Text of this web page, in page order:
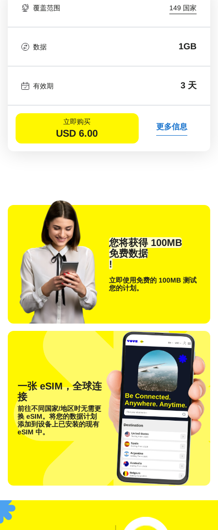
覆盖范围 149 国家
数据 1GB
有效期 3 天
立即购买
USD 6.00
更多信息
您将获得 100MB
免费数据
!
立即使用免费的 100MB 测试
您的计划。
一张 eSIM，全球连
接
前往不同国家/地区时无需更
换 eSIM。将您的数据计划
添加到设备上已安装的现有
eSIM 中。